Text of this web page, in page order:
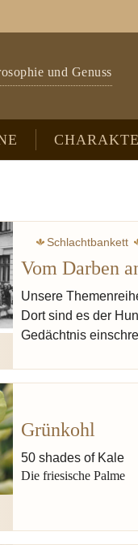
und Genuss
Schlachtbankett
Proust Marcel
Vom Darben
Unsere
Dort sind es der
Gedächtnis
Grünkohl
50 shades of Kale
Die friesische Palme